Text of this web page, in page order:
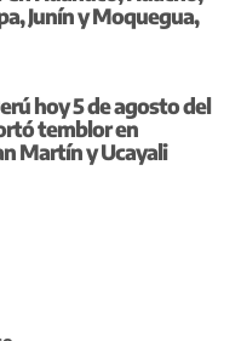
Junín y Moquegua,
hoy 5 de agosto del
temblor en
Martín y Ucayali